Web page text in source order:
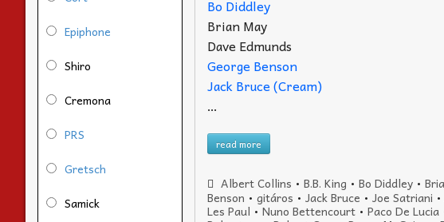
Bo Diddley
Brian May
Dave Edmunds
George Benson
Jack Bruce (Cream)
…
read more
Albert Collins • B.B. King • Bo Diddley•
Benson •gitáros •Jack Bruce •Joe Satriani
Les Paul •Nuno Bettencourt •Paco De Lucia
Epiphone
Shiro
Cremona
PRS
Gretsch
Samick